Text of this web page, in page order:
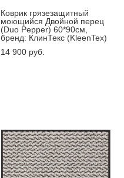
Коврик грязезащитный
моющийся Двойной перец
(Duo Pepper) 60*90см,
бренд: КлинТекс (KleenTex)
14 900 pуб.